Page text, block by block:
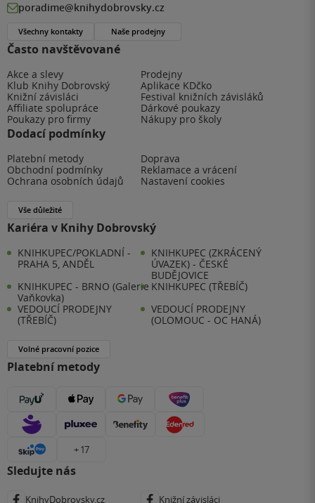
Často navštěvované
Akce a slevy
Prodejny
Klub Knihy Dobrovský
Aplikace KDčko
Knižní závisláci
Festival knižních závisláků
Affiliate spolupráce
Dárkové poukazy
Poukazy pro firmy
Nákupy pro školy
Dodací podmínky
Platební metody
Doprava
Obchodní podmínky
Reklamace a vrácení
Ochrana osobních údajů
Nastavení cookies
Vše důležité
Kariéra v Knihy Dobrovský
KNIHKUPEC/POKLADNÍ -
PRAHA 5, ANDĚL
KNIHKUPEC (ZKRÁCENÝ
ÚVAZEK) - ČESKÉ
BUDĚJOVICE
KNIHKUPEC - BRNO (Galerie
Vaňkovka)
KNIHKUPEC (TŘEBÍČ)
VEDOUCÍ PRODEJNY
(TŘEBÍČ)
VEDOUCÍ PRODEJNY
(OLOMOUC - OC HANÁ)
Volné pracovní pozice
Platební metody
+ 17
Sledujte nás
KnihyDobrovsky.cz Knižní závisláci
poradime@knihydobrovsky.cz
Všechny kontakty Naše prodejny